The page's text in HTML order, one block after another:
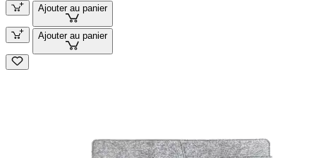
Ajouter au panier
Ajouter au panier